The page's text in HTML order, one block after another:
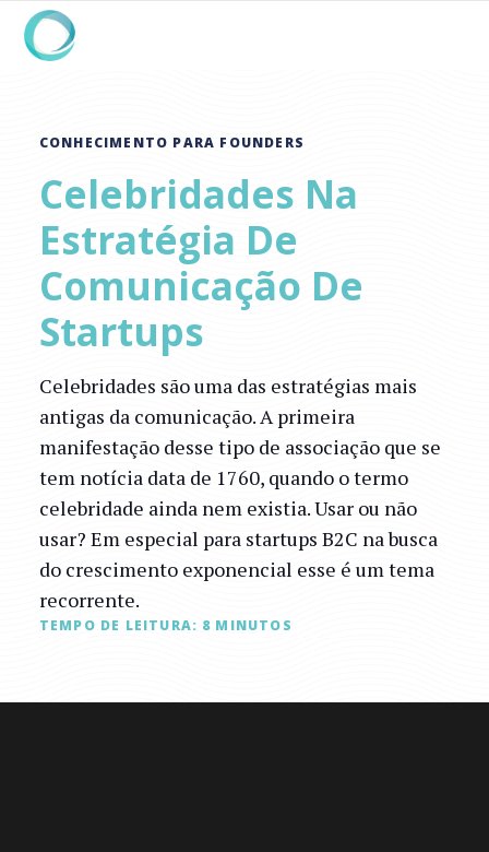
CONHECIMENTO PARA FOUNDERS
Celebridades Na
Estratégia De
Comunicação De
Startups
Celebridades são uma das estratégias mais
antigas da comunicação. A primeira
manifestação desse tipo de associação que se
tem notícia data de 1760, quando o termo
celebridade ainda nem existia. Usar ou não
usar? Em especial para startups B2C na busca
do crescimento exponencial esse é um tema
recorrente.
TEMPO DE LEITURA: 8 MINUTOS